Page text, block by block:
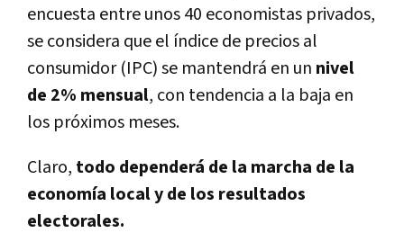
encuesta entre unos 40 economistas privados,
se considera que el índice de precios al
consumidor (IPC) se mantendrá en un nivel
de 2% mensual, con tendencia a la baja en
los próximos meses.
Claro, todo dependerá de la marcha de la
economía local y de los resultados
electorales.